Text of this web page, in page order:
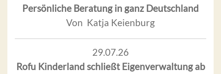
Persönliche Beratung in ganz Deutschland
Von Katja Keienburg
29.07.26
Rofu Kinderland schließt Eigenverwaltung ab